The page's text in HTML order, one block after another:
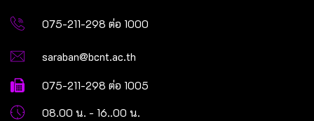
075-211-298 ต่อ 1000
saraban@bcnt.ac.th
075-211-298 ต่อ 1005
08.00 น. - 16..00 น.